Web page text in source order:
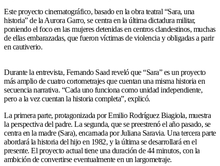
Este proyecto cinematográfico, basado en la obra teatral “Sara, una
historia” de la Aurora Garro, se centra en la última dictadura militar,
poniendo el foco en las mujeres detenidas en centros clandestinos, muchas
de ellas embarazadas, que fueron víctimas de violencia y obligadas a parir
en cautiverio.
Durante la entrevista, Fernando Saad reveló que “Sara” es un proyecto
más amplio de cuatro cortometrajes que cuentan una misma historia en
secuencia narrativa. “Cada uno funciona como unidad independiente,
pero a la vez cuentan la historia completa”, explicó.
La primera parte, protagonizada por Emilio Rodríguez Biagiola, muestra
la perspectiva del padre. La segunda, que se preestrenó el año pasado, se
centra en la madre (Sara), encarnada por Juliana Saravia. Una tercera parte
abordará la historia del hijo en 1982, y la última se desarrollará en el
presente. El proyecto actual tiene una duración de 44 minutos, con la
ambición de convertirse eventualmente en un largometraje.